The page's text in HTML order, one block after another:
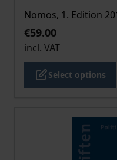
Nomos, 1. Edition
€59.00
incl. VAT
Select options